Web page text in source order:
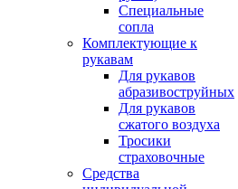
Специальные
сопла
Комплектующие к
рукавам
Для рукавов
абразивоструйных
Для рукавов
сжатого воздуха
Тросики
страховочные
Средства